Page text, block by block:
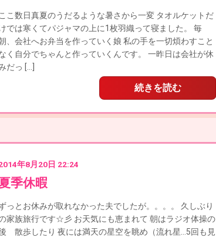
こ数日真夏のうだるような暑さから一変 タオルケットだ
では寒くてパジャマの上に1枚羽織って寝ました。 毎
、会社へお弁当を作っていく娘 私の手を一切煩わすこと
く自分でちゃんと作っていくんです。 一昨日は会社が休
だっ […]
続きを読む
季休暇
年8月20日 22:24
っとお休みが取れなかった夫でしたが。。。。 久しぶり
家族旅行です☆彡 お天気にも恵まれて 朝はラジオ体操の
散歩したり 夜には満天の星空を眺め（流れ星…5回も見